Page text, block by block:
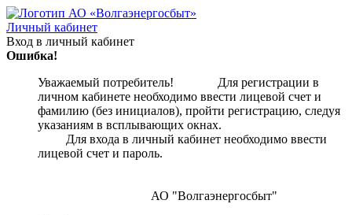
Личный кабинет
Вход в личный кабинет
Ошибка!
Уважаемый потребитель! Для регистрации в
личном кабинете необходимо ввести лицевой счет и
фамилию (без инициалов), пройти регистрацию, следуя
указаниям в всплывающих окнах.
Для входа в личный кабинет необходимо ввести
лицевой счет и пароль.
АО "Волгаэнергосбыт"